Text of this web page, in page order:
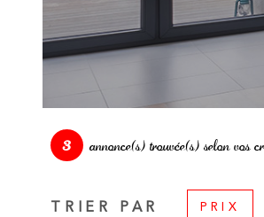
3 annonce(s) trouvée(s) selon vos
TRIER PAR PRIX